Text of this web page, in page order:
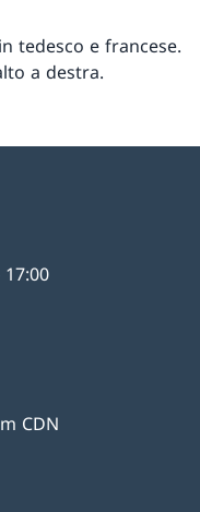
tedesco e francese.
a destra.
CDN